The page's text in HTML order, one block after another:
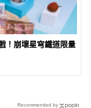
！崩壞星穹鐵道限量
Recommended by